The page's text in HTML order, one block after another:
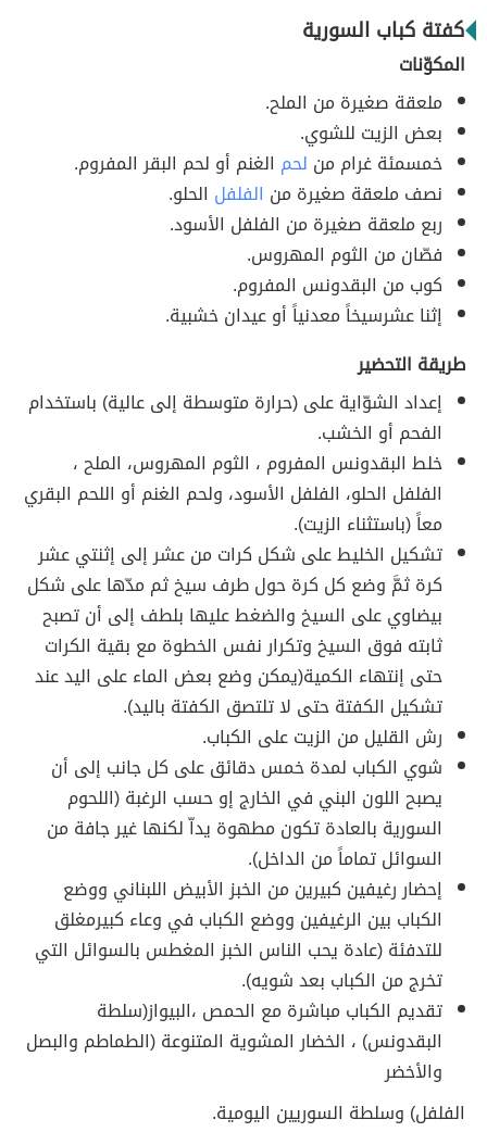
كفتة كباب السورية
المكوّنات
ملعقة صغيرة من الملح.
بعض الزيت للشوي.
خمسمئة غرام من لحم الغنم أو لحم البقر المفروم.
نصف ملعقة صغيرة من الفلفل الحلو.
ربع ملعقة صغيرة من الفلفل الأسود.
فصّان من الثوم المهروس.
كوب من البقدونس المفروم.
إثنا عشرسيخاً معدنياً أو عيدان خشبية.
طريقة التحضير
إعداد الشوّاية على (حرارة متوسطة إلى عالية) باستخدام
الفحم أو الخشب.
خلط البقدونس المفروم ، الثوم المهروس، الملح ،
الفلفل الحلو، الفلفل الأسود، ولحم الغنم أو اللحم البقري
معاً (باستثناء الزيت).
تشكيل الخليط على شكل كرات من عشر إلى إثنتي عشر
كرة ثمَّ وضع كل كرة حول طرف سيخ ثم مدّها على شكل
بيضاوي على السيخ والضغط عليها بلطف إلى أن تصبح
ثابته فوق السيخ وتكرار نفس الخطوة مع بقية الكرات
حتى إنتهاء الكمية(يمكن وضع بعض الماء على اليد عند
تشكيل الكفتة حتى لا تلتصق الكفتة باليد).
رش القليل من الزيت على الكباب.
شوي الكباب لمدة خمس دقائق على كل جانب إلى أن
يصبح اللون البني في الخارج إو حسب الرغبة (اللحوم
السورية بالعادة تكون مطهوة يداّ لكنها غير جافة من
السوائل تماماً من الداخل).
إحضار رغيفين كبيرين من الخبز الأبيض اللبناني ووضع
الكباب بين الرغيفين ووضع الكباب في وعاء كبيرمغلق
للتدفئة (عادة يحب الناس الخبز المغطس بالسوائل التي
تخرج من الكباب بعد شويه).
تقديم الكباب مباشرة مع الحمص ،البيواز(سلطة
البقدونس) ، الخضار المشوية المتنوعة (الطماطم والبصل
والأخضر
الفلفل) وسلطة السوريين اليومية.